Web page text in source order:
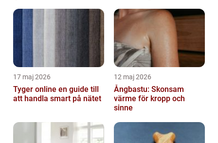
17 maj 2026
Tyger online en guide till
att handla smart på nätet
12 maj 2026
Ångbastu: Skonsam
värme för kropp och
sinne